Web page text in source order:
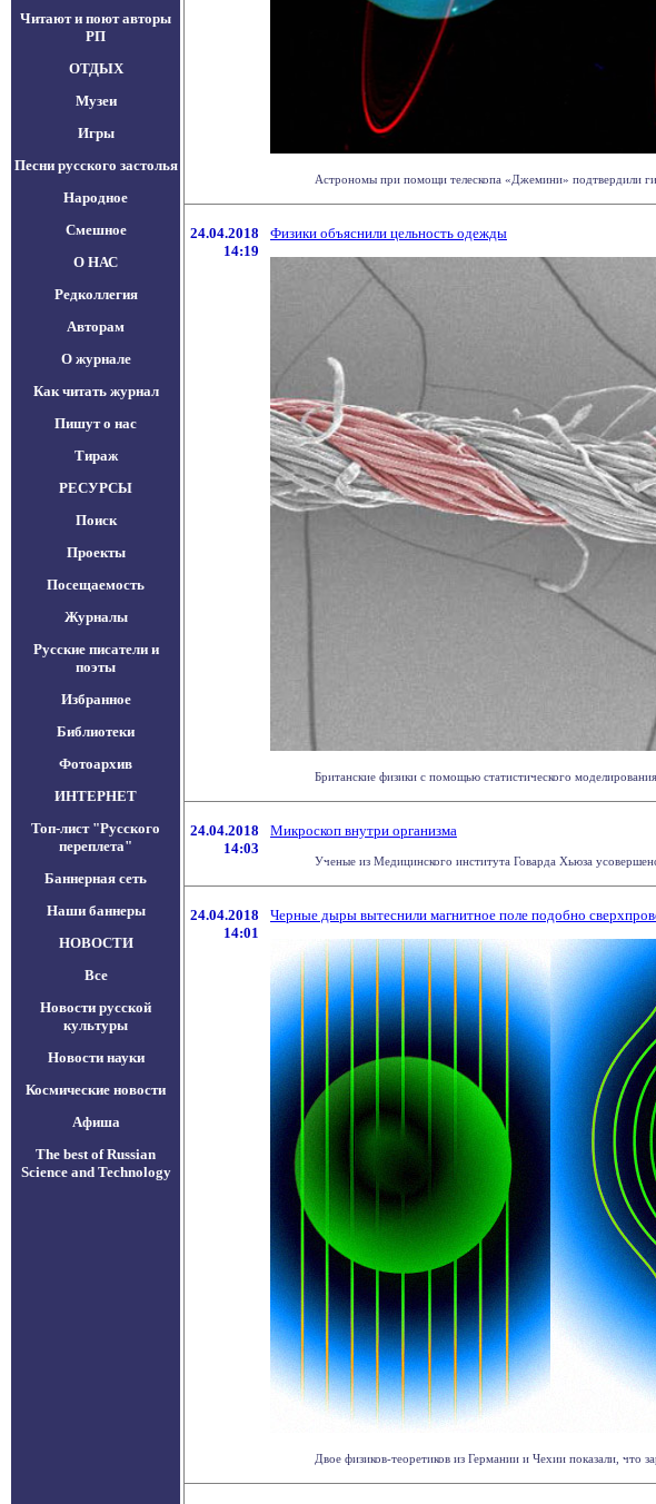
Читают и поют авторы
РП
ОТДЫХ
Музеи
Игры
Песни русского застолья
Народное
Смешное
О НАС
Редколлегия
Авторам
О журнале
Как читать журнал
Пишут о нас
Тираж
РЕСУРСЫ
Поиск
Проекты
Посещаемость
Журналы
Русские писатели и
поэты
Избранное
Библиотеки
Фотоархив
ИНТЕРНЕТ
Топ-лист "Русского
переплета"
Баннерная сеть
Наши баннеры
НОВОСТИ
Все
Новости русской
культуры
Новости науки
Космические новости
Афиша
The best of Russian
Science and Technology
Астрономы при помощи телескопа «Джемини» подтвердили
24.04.2018
14:19
Физики объяснили цельность одежды
Британские физики с помощью статистического
24.04.2018
14:03
Микроскоп внутри организма
Ученые из Медицинского института Говарда Хьюза
24.04.2018
14:01
Черные дыры вытеснили магнитное поле подобно
Двое физиков-теоретиков из Германии и Чехии показали, что